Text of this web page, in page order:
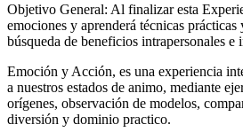
Objetivo General: Al finalizar esta
emociones y aprenderá técnicas
búsqueda de beneficios intrapersonales e
Emoción y Acción, es una experiencia
a nuestros estados de animo, mediante
orígenes, observación de modelos,
diversión y dominio practico.